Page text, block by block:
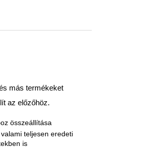
más termékeket
az előzőhöz.
összeállítása
teljesen eredeti
is